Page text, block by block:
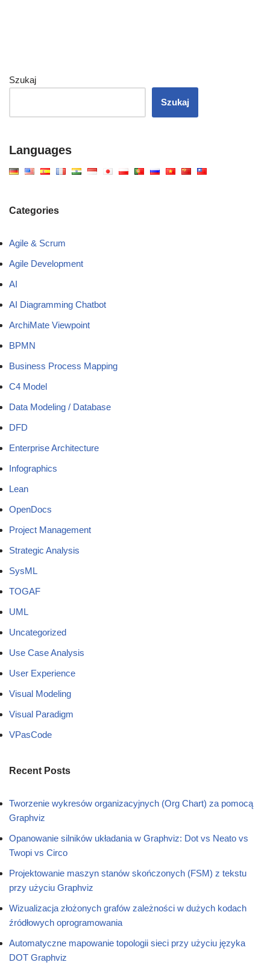
Szukaj
Szukaj
Languages
Categories
Agile & Scrum
Agile Development
AI
AI Diagramming Chatbot
ArchiMate Viewpoint
BPMN
Business Process Mapping
C4 Model
Data Modeling / Database
DFD
Enterprise Architecture
Infographics
Lean
OpenDocs
Project Management
Strategic Analysis
SysML
TOGAF
UML
Uncategorized
Use Case Analysis
User Experience
Visual Modeling
Visual Paradigm
VPasCode
Recent Posts
Tworzenie wykresów organizacyjnych (Org Chart) za pomocą
Graphviz
Opanowanie silników układania w Graphviz: Dot vs Neato vs
Twopi vs Circo
Projektowanie maszyn stanów skończonych (FSM) z tekstu
przy użyciu Graphviz
Wizualizacja złożonych grafów zależności w dużych kodach
źródłowych oprogramowania
Automatyczne mapowanie topologii sieci przy użyciu języka
DOT Graphviz